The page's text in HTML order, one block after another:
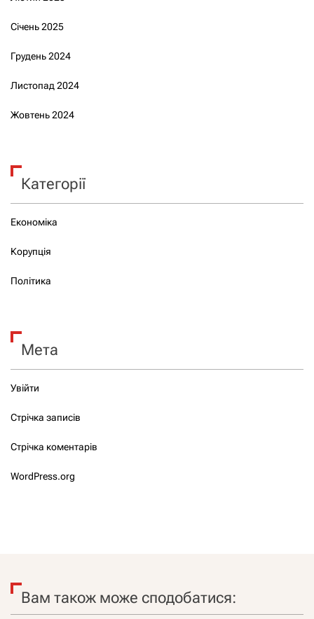
Січень 2025
Грудень 2024
Листопад 2024
Жовтень 2024
Категорії
Економіка
Корупція
Політика
Мета
Увійти
Стрічка записів
Стрічка коментарів
WordPress.org
Вам також може сподобатися: